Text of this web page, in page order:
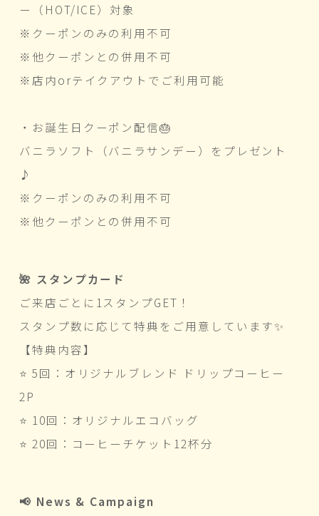
ー（HOT/ICE）対象
※クーポンのみの利用不可
※他クーポンとの併用不可
※店内orテイクアウトでご利用可能
・お誕生日クーポン配信🎂
バニラソフト（バニラサンデー）をプレゼント
♪
※クーポンのみの利用不可
※他クーポンとの併用不可
🌺 スタンプカード
ご来店ごとに1スタンプGET！
スタンプ数に応じて特典をご用意しています✨
【特典内容】
⭐ 5回：オリジナルブレンド ドリップコーヒー
2P
⭐ 10回：オリジナルエコバッグ
⭐ 20回：コーヒーチケット12杯分
📢 News & Campaign